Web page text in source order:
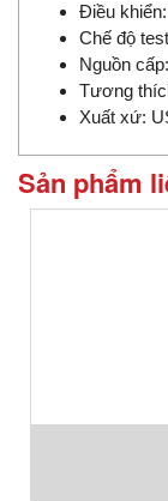
Điều
Chế độ
Nguồn
Tương
Xuất xứ:
Sản phẩm